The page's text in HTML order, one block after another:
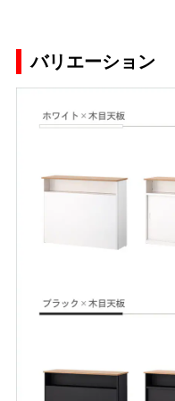
バリエーション